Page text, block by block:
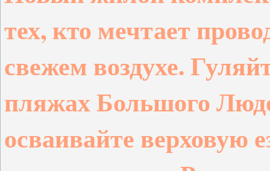
тех, кто мечтает
свежем воздухе.
пляжах Большого
осваивайте верховую